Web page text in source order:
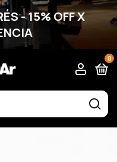
- 15% OFF X
0